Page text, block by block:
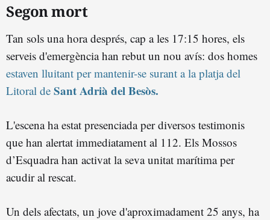
Segon mort
Tan sols una hora després, cap a les 17:15 hores, els
serveis d'emergència han rebut un nou avís: dos homes
estaven lluitant per mantenir-se surant a la platja del
Litoral de Sant Adrià del Besòs.
L'escena ha estat presenciada per diversos testimonis
que han alertat immediatament al 112. Els Mossos
d’Esquadra han activat la seva unitat marítima per
acudir al rescat.
Un dels afectats, un jove d'aproximadament 25 anys, ha